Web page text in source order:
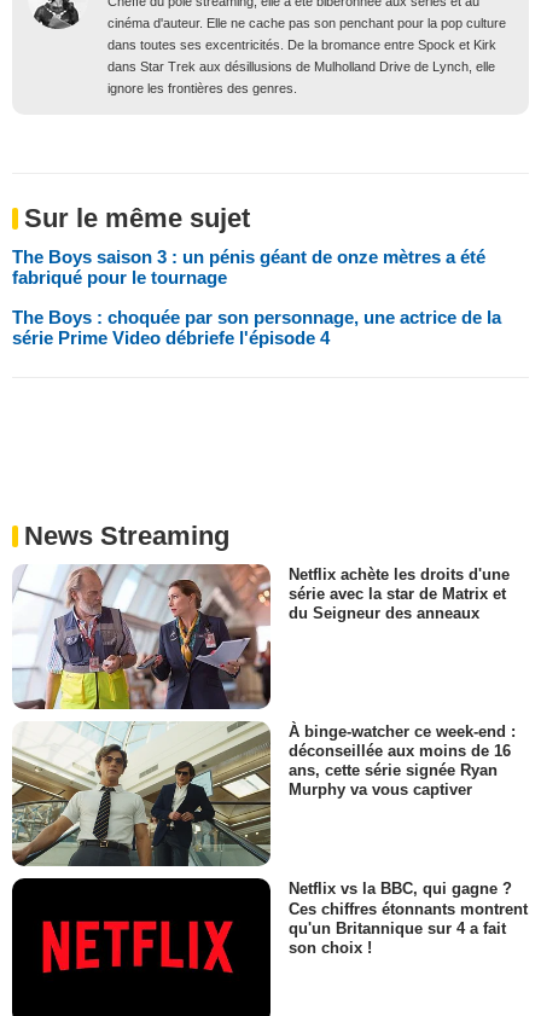
cinéma d'auteur. Elle ne cache pas son penchant pour la pop culture
dans toutes ses excentricités. De la bromance entre Spock et Kirk
dans Star Trek aux désillusions de Mulholland Drive de Lynch, elle
ignore les frontières des genres.
Sur le même sujet
The Boys saison 3 : un pénis géant de onze mètres a été
fabriqué pour le tournage
The Boys : choquée par son personnage, une actrice de la
série Prime Video débriefe l'épisode 4
News Streaming
Netflix achète les droits d'une
série avec la star de Matrix et
du Seigneur des anneaux
À binge-watcher ce week-end :
déconseillée aux moins de 16
ans, cette série signée Ryan
Murphy va vous captiver
Netflix vs la BBC, qui gagne ?
Ces chiffres étonnants montrent
qu'un Britannique sur 4 a fait
son choix !